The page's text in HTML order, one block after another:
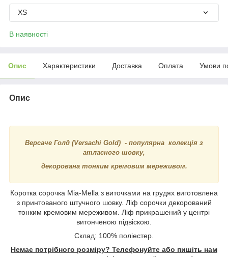
XS
В наявності
Опис Характеристики Доставка Оплата Умови
Опис
Версаче Голд (Versachi Gold) - популярна колекція з
атласного шовку,
декорована тонким кремовим мереживом.
Коротка сорочка Mia-Mella з виточками на грудях виготовлена
з принтованого штучного шовку. Ліф сорочки декорований
тонким кремовим мереживом. Ліф прикрашений у центрі
витонченою підвіскою.
Склад: 100% поліестер.
Немає потрібного розміру? Телефонуйте або пишіть нам